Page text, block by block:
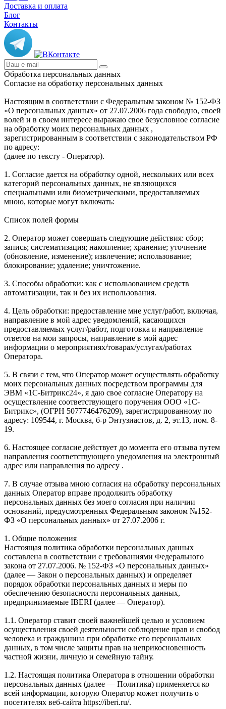
Доставка и оплата
Блог
Контакты
Обработка персональных данных
Согласие на обработку персональных данных
Настоящим в соответствии с Федеральным законом № 152-ФЗ
«О персональных данных» от 27.07.2006 года свободно, своей
волей и в своем интересе выражаю свое безусловное согласие
на обработку моих персональных данных ,
зарегистрированным в соответствии с законодательством РФ
по адресу:
(далее по тексту - Оператор).
1. Согласие дается на обработку одной, нескольких или всех
категорий персональных данных, не являющихся
специальными или биометрическими, предоставляемых
мною, которые могут включать:
Список полей формы
2. Оператор может совершать следующие действия: сбор;
запись; систематизация; накопление; хранение; уточнение
(обновление, изменение); извлечение; использование;
блокирование; удаление; уничтожение.
3. Способы обработки: как с использованием средств
автоматизации, так и без их использования.
4. Цель обработки: предоставление мне услуг/работ, включая,
направление в мой адрес уведомлений, касающихся
предоставляемых услуг/работ, подготовка и направление
ответов на мои запросы, направление в мой адрес
информации о мероприятиях/товарах/услугах/работах
Оператора.
5. В связи с тем, что Оператор может осуществлять обработку
моих персональных данных посредством программы для
ЭВМ «1С-Битрикс24», я даю свое согласие Оператору на
осуществление соответствующего поручения ООО «1С-
Битрикс», (ОГРН 5077746476209), зарегистрированному по
адресу: 109544, г. Москва, б-р Энтузиастов, д. 2, эт.13, пом. 8-
19.
6. Настоящее согласие действует до момента его отзыва путем
направления соответствующего уведомления на электронный
адрес или направления по адресу .
7. В случае отзыва мною согласия на обработку персональных
данных Оператор вправе продолжить обработку
персональных данных без моего согласия при наличии
оснований, предусмотренных Федеральным законом №152-
ФЗ «О персональных данных» от 27.07.2006 г.
1. Общие положения
Настоящая политика обработки персональных данных
составлена в соответствии с требованиями Федерального
закона от 27.07.2006. № 152-ФЗ «О персональных данных»
(далее — Закон о персональных данных) и определяет
порядок обработки персональных данных и меры по
обеспечению безопасности персональных данных,
предпринимаемые IBERI (далее — Оператор).
1.1. Оператор ставит своей важнейшей целью и условием
осуществления своей деятельности соблюдение прав и свобод
человека и гражданина при обработке его персональных
данных, в том числе защиты прав на неприкосновенность
частной жизни, личную и семейную тайну.
1.2. Настоящая политика Оператора в отношении обработки
персональных данных (далее — Политика) применяется ко
всей информации, которую Оператор может получить о
посетителях веб-сайта https://iberi.ru/.